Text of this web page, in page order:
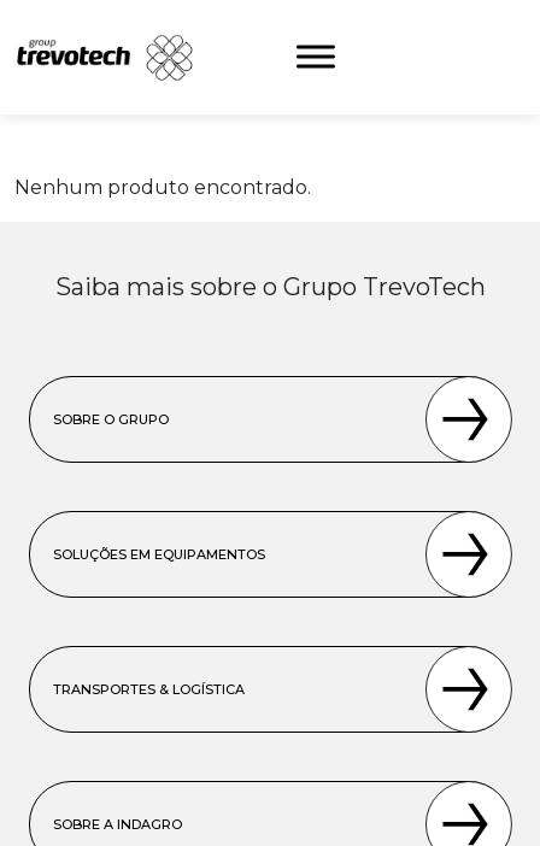
content
Nenhum produto encontrado.
Saiba mais sobre o Grupo TrevoTech
SOBRE O GRUPO
SOLUÇÕES EM EQUIPAMENTOS
TRANSPORTES & LOGÍSTICA
SOBRE A INDAGRO